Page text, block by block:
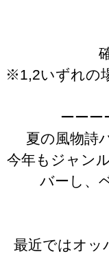
※1,2いずれの
ーーー
夏の風物詩
今年もジャン
バーし、
最近ではオッ